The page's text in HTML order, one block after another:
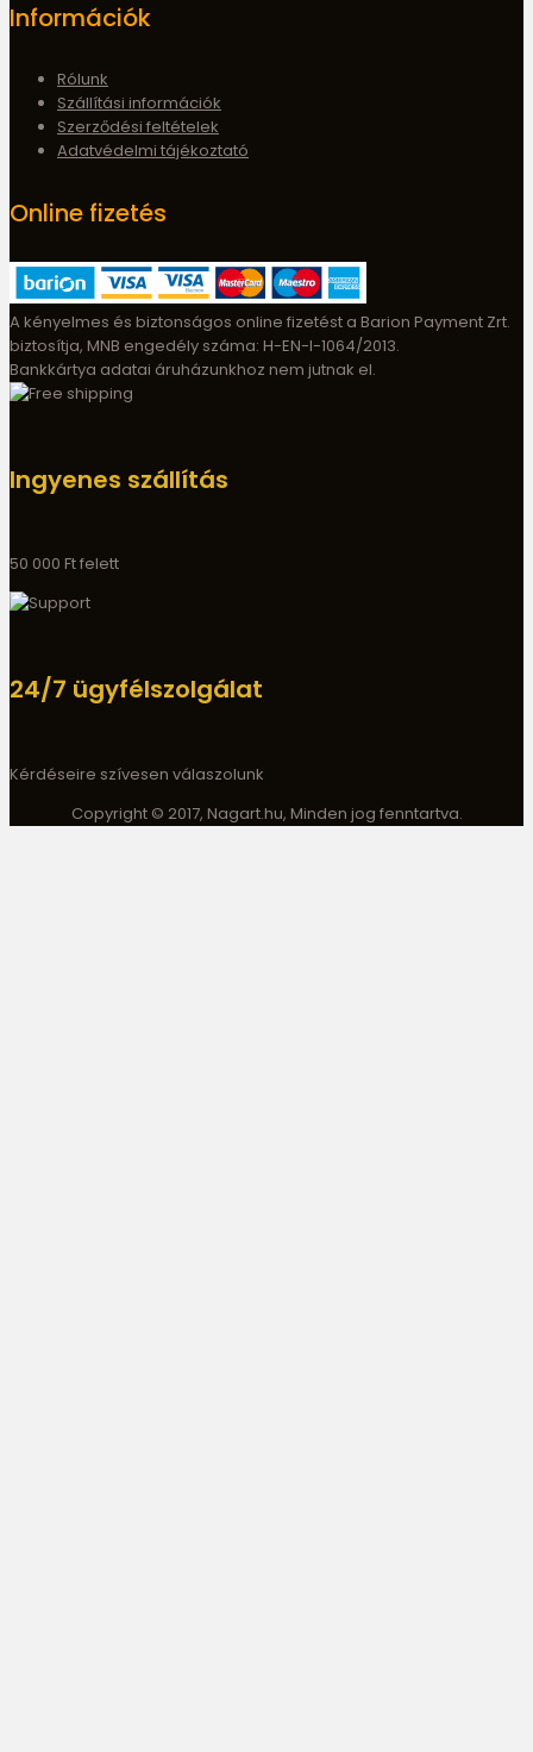
Információk
Rólunk
Szállítási információk
Szerződési feltételek
Adatvédelmi tájékoztató
Online fizetés
A kényelmes és biztonságos online fizetést a Barion Payment Zrt.
biztosítja, MNB engedély száma: H-EN-I-1064/2013.
Bankkártya adatai áruházunkhoz nem jutnak el.
Ingyenes szállítás
50 000 Ft felett
24/7 ügyfélszolgálat
Kérdéseire szívesen válaszolunk
Copyright © 2017, Nagart.hu, Minden jog fenntartva.